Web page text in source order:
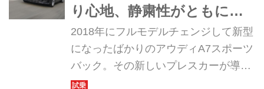
り心地、静粛性がともに向
上したアウディ A7 スポー
ツバック 55 TFSI クワトロ
2018年にフルモデルチェンジして新型
になったばかりのアウディA7スポーツ
バック。その新しいプレスカーが導入
されたので試乗してみたら……。